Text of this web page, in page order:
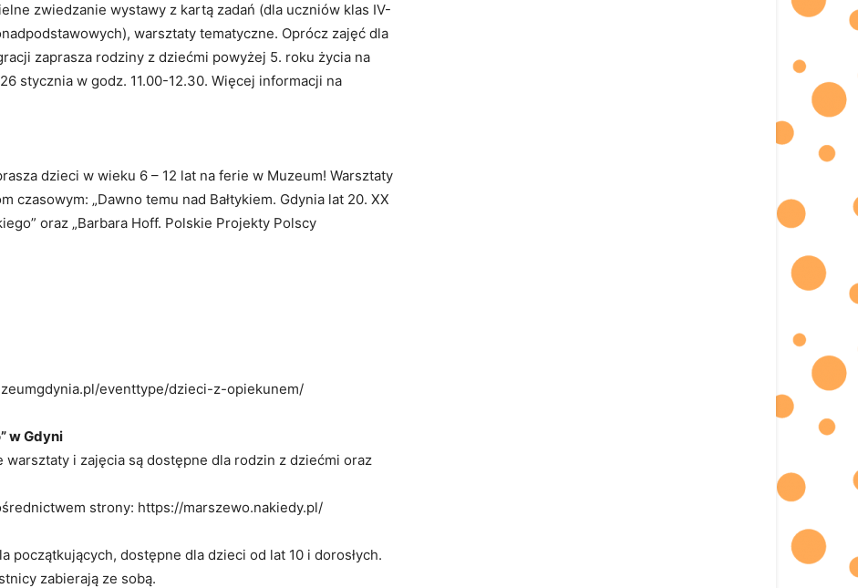
zwiedzanie wystawy z kartą zadań (dla uczniów klas IV-
warsztaty tematyczne. Oprócz zajęć dla
zaprasza rodziny z dziećmi powyżej 5. roku życia na
stycznia w godz. 11.00-12.30. Więcej informacji na
dzieci w wieku 6 – 12 lat na ferie w Muzeum! Warsztaty
czasowym: „Dawno temu nad Bałtykiem. Gdynia lat 20. XX
oraz „Barbara Hoff. Polskie Projekty Polscy
eventtype/dzieci-z-opiekunem/
w Gdyni
warsztaty i zajęcia są dostępne dla rodzin z dziećmi oraz
strony: https://marszewo.nakiedy.pl/
początkujących, dostępne dla dzieci od lat 10 i dorosłych.
zabierają ze sobą.